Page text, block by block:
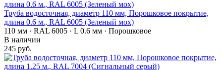
Труба водосточная, диаметр 110 мм, Порошковое покрытие,
длина 0.6 м., RAL 6005 (Зеленый мох)
110 мм · RAL 6005 · L 0.6 мм · Порошковое
В наличии
245 руб.